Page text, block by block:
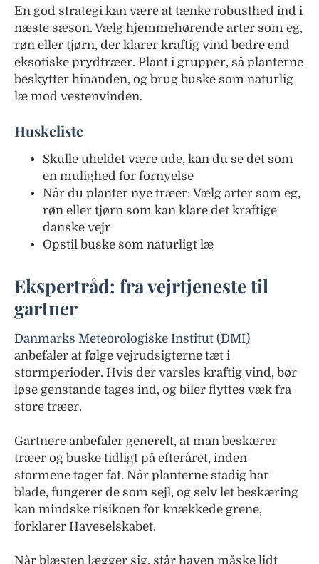
En god strategi kan være at tænke robusthed ind i
næste sæson. Vælg hjemmehørende arter som eg,
røn eller tjørn, der klarer kraftig vind bedre end
eksotiske prydtræer. Plant i grupper, så planterne
beskytter hinanden, og brug buske som naturlig
læ mod vestenvinden.
Huskeliste
Skulle uheldet være ude, kan du se det som
en mulighed for fornyelse
Når du planter nye træer: Vælg arter som eg,
røn eller tjørn som kan klare det kraftige
danske vejr
Opstil buske som naturligt læ
Ekspertråd: fra vejrtjeneste til
gartner
Danmarks Meteorologiske Institut (DMI)
anbefaler at følge vejrudsigterne tæt i
stormperioder. Hvis der varsles kraftig vind, bør
løse genstande tages ind, og biler flyttes væk fra
store træer.
Gartnere anbefaler generelt, at man beskærer
træer og buske tidligt på efteråret, inden
stormene tager fat. Når planterne stadig har
blade, fungerer de som sejl, og selv let beskæring
kan mindske risikoen for knækkede grene,
forklarer Haveselskabet.
Når blæsten lægger sig, står haven måske lidt